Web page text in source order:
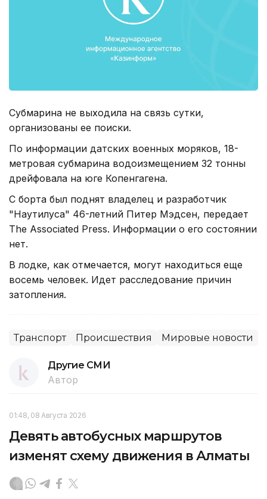
Субмарина не выходила на связь сутки,
организованы ее поиски.
По информации датских военных моряков, 18-
метровая субмарина водоизмещением 32 тонны
дрейфовала на юге Копенгагена.
С борта был поднят владелец и разработчик
"Наутилуса" 46-летний Питер Мэдсен, передает
The Associated Press. Информации о его состоянии
нет.
В лодке, как отмечается, могут находиться еще
восемь человек. Идет расследование причин
затопления.
Транспорт Происшествия Мировые новости
Другие СМИ
Автор
01:48, 08 Августа 2026
Девять автобусных маршрутов
изменят схему движения в Алматы